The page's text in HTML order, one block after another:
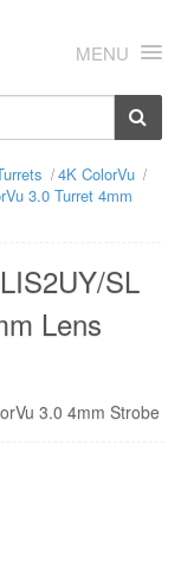
MENU
4K ColorVu
3.0 Turret 4mm
SL
Lens
3.0 4mm Strobe